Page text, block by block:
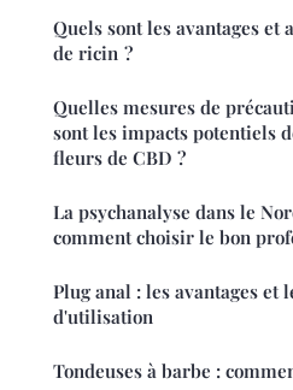
Quels sont les avantages
de ricin ?
Quelles mesures de
sont les impacts potentiels
fleurs de CBD ?
La psychanalyse dans le
comment choisir le bon
Plug anal : les avantages et
d'utilisation
Tondeuses à barbe :